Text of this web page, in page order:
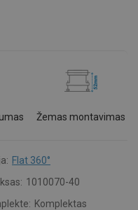
Žemas montavimas
Flat 360°
1010070-40
Komplektas